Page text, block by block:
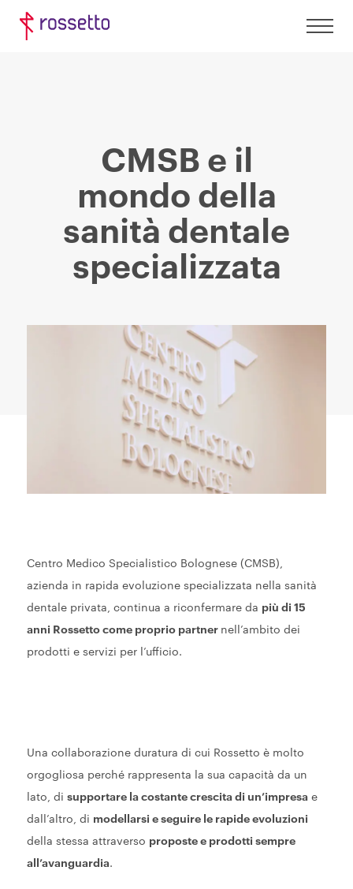
CMSB e il
mondo della
sanità dentale
specializzata
Centro Medico Specialistico Bolognese (CMSB),
azienda in rapida evoluzione specializzata nella sanità
dentale privata, continua a riconfermare da più di 15
anni Rossetto come proprio partner nell’ambito dei
prodotti e servizi per l’ufficio.
Una collaborazione duratura di cui Rossetto è molto
orgogliosa perché rappresenta la sua capacità da un
lato, di supportare la costante crescita di un’impresae
dall’altro, di modellarsi e seguire le rapide evoluzioni
della stessa attraverso proposte e prodotti sempre
all’avanguardia.